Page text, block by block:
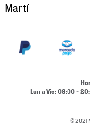
Cambios y Devoluciones
Condiciones de Entrega
Martí
Ubica tu Tienda
Términos y Condiciones
Lun a Vie: 08:00 -
© 2021